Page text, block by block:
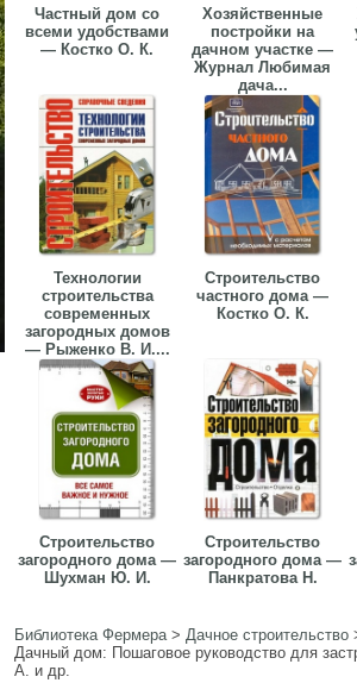
Частный дом со
всеми удобствами
— Костко О. К.
Хозяйственные
постройки на
дачном участке —
Журнал Любимая
дача...
Технологии
строительства
современных
загородных домов
— Рыженко В. И....
Строительство
частного дома —
Костко О. К.
Строительство
загородного дома —
Шухман Ю. И.
Строительство
загородного дома —
Панкратова Н.
Библиотека Фермера>Дачное строительство
Дачный дом: Пошаговое руководство для
А. и др.